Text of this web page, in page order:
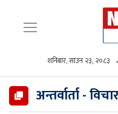
शनिबार, साउन २३, २०८३
अन्तर्वार्ता -